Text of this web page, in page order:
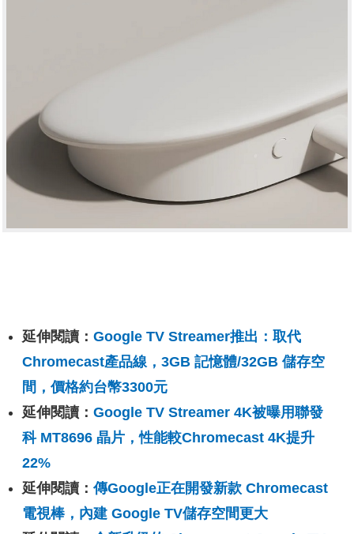
延伸閱讀： Google TV Streamer推出：取代
Chromecast產品線，3GB 記憶體/32GB 儲存空
間，價格約台幣3300元
延伸閱讀： Google TV Streamer 4K被曝用聯發
科 MT8696 晶片，性能較Chromecast 4K提升
22%
延伸閱讀：傳Google正在開發新款 Chromecast
電視棒，內建 Google TV儲存空間更大